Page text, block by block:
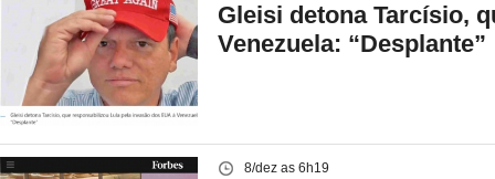
Gleisi detona Tarcísio,
Venezuela: “Desplante”
8/dez as 6h19